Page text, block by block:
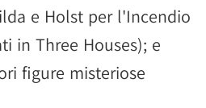
e Holst per l'Incendio
in Three Houses); e
figure misteriose